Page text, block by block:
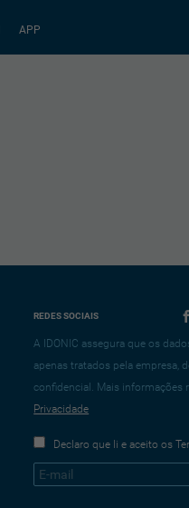
APP
REDES SOCIAIS
A IDONIC assegura que os
apenas tratados pela empresa,
confidencial. Mais informações
Privacidade
Declaro que li e aceito os